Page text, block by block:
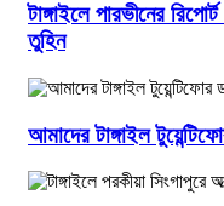
টাঙ্গাইলে পারভীনের
তুহিন
আমাদের টাঙ্গাইল